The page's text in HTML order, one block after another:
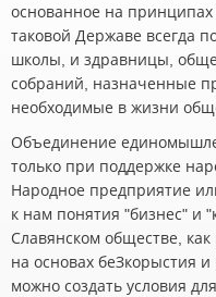
основанное на
таковой Державе всегда
школы, и здравницы,
собраний, назначенные
необходимые в жизни
Объединение
только при поддержке
Народное предприятие
к нам понятия "бизнес" и
Славянском обществе,
на основах беЗкорыстия
можно создать условия